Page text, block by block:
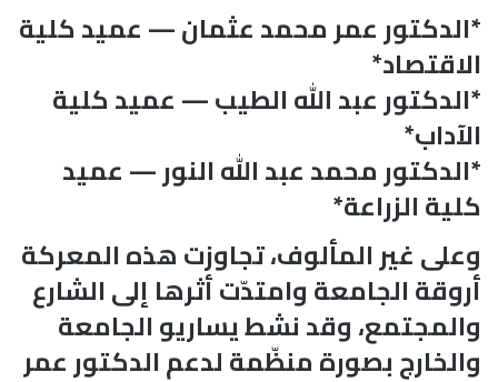
*الدكتور عمر محمد عثمان — عميد كلية
الاقتصاد*
*الدكتور عبد الله الطيب — عميد كلية
الآداب*
*الدكتور محمد عبد الله النور — عميد
كلية الزراعة*
وعلى غير المألوف، تجاوزت هذه المعركة
أروقة الجامعة وامتدّت أثرها إلى الشارع
والمجتمع، وقد نشط يساريو الجامعة
والخارج بصورة منظّمة لدعم الدكتور عمر